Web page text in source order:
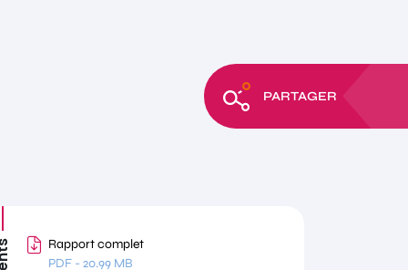
PARTAGER
Rapport complet
PDF - 20.99 MB